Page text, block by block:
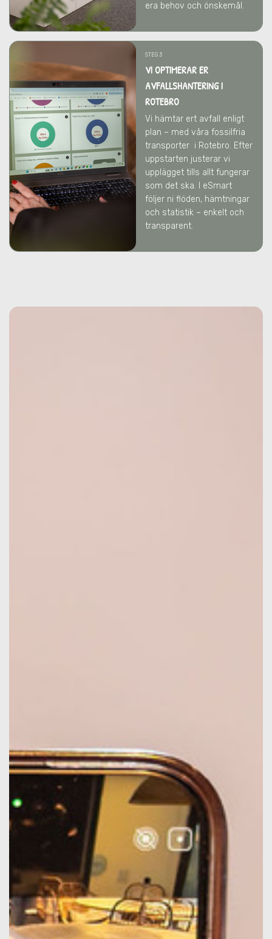
era behov och önskemål.
STEG 3
VI OPTIMERAR ER
AVFALLSHANTERINGI
ROTEBRO
Vi hämtar ert avfall enligt
plan – med våra fossilfria
transporter i Rotebro. Efter
uppstarten justerar vi
upplägget tills allt fungerar
som det ska. I eSmart
följer ni flöden, hämtningar
och statistik – enkelt och
transparent.